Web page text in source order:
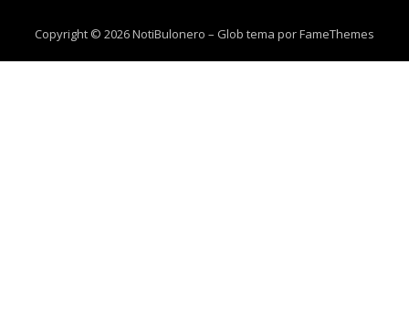
Copyright © 2026 NotiBulonero – Glob tema porFameThemes